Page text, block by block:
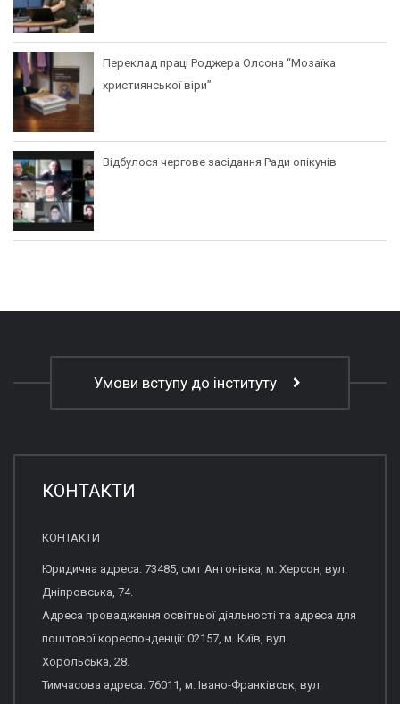
Переклад праці Роджера Олсона “Мозаїка
християнської віри”
Відбулося чергове засідання Ради опікунів
Умови вступу до інституту
КОНТАКТИ
КОНТАКТИ
Юридична адреса: 73485, смт Антонівка, м. Херсон, вул.
Дніпровська, 74.
Адреса провадження освітньої діяльності та адреса для
поштової кореспонденції: 02157, м. Київ, вул.
Хорольська, 28.
Тимчасова адреса: 76011, м. Івано-Франківськ, вул.